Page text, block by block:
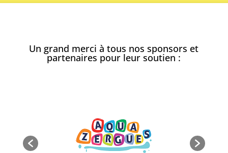
Un grand merci à tous nos sponsors et
partenaires pour leur soutien :